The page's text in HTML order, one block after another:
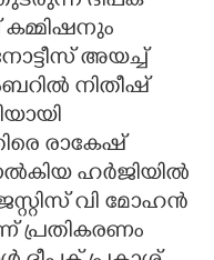
കമ്മിഷനും
അയച്ച്
നിതീഷ്
രാകേഷ്
ഹർജിയിൽ
വി മോഹൻ
പ്രതികരണം